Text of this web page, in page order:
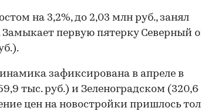
на 3,2%, до 2,03 млн руб., занял
первую пятерку Северный
зафиксирована в апреле в
тыс. руб.) и Зеленоградском (320,6
цен на новостройки пришлось